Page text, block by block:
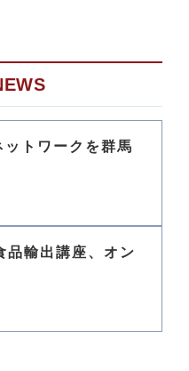
トワークを群馬
品輸出講座、オン